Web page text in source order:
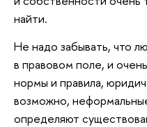
найти.
Не надо забывать, что
в правовом поле, и
нормы и правила,
возможно,
определяют